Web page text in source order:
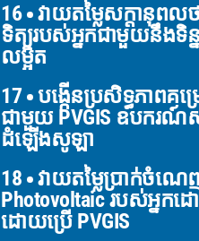
16 វាយតម្លៃសក្តានុពល
ទិត្យរបស់អ្នកជាមួយនឹងទិ
លម្អិត
17 បង្កើនប្រសិទ្ធភាពគម្
ជាមួយ PVGIS ឧបករណ៍ស
ដំឡើងសូឡា
18 វាយតម្លៃប្រាក់ចំណេ
Photovoltaic របស់អ្នក
ដោយប្រើ PVGIS